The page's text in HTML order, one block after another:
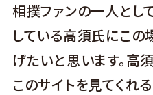
相撲ファンの一人とし
している高須氏にこの
げたいと思います。高
このサイトを見てくれ